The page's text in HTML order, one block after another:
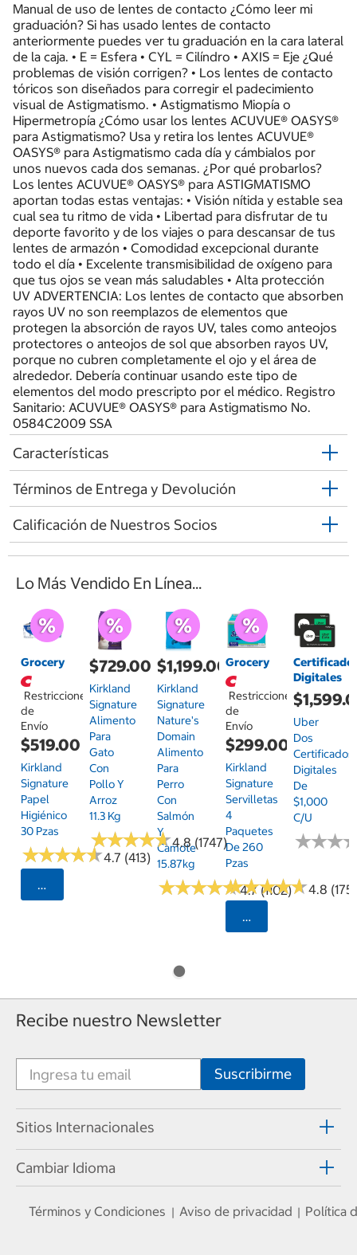
Manual de uso de lentes de contacto ¿Cómo leer mi
graduación? Si has usado lentes de contacto
anteriormente puedes ver tu graduación en la cara lateral
de la caja. • E = Esfera • CYL = Cilíndro • AXIS = Eje ¿Qué
problemas de visión corrigen? • Los lentes de contacto
tóricos son diseñados para corregir el padecimiento
visual de Astigmatismo. • Astigmatismo Miopía o
Hipermetropía ¿Cómo usar los lentes ACUVUE® OASYS®
para Astigmatismo? Usa y retira los lentes ACUVUE®
OASYS® para Astigmatismo cada día y cámbialos por
unos nuevos cada dos semanas. ¿Por qué probarlos?
Los lentes ACUVUE® OASYS® para ASTIGMATISMO
aportan todas estas ventajas: • Visión nítida y estable sea
cual sea tu ritmo de vida • Libertad para disfrutar de tu
deporte favorito y de los viajes o para descansar de tus
lentes de armazón • Comodidad excepcional durante
todo el día • Excelente transmisibilidad de oxígeno para
que tus ojos se vean más saludables • Alta protección
UV ADVERTENCIA: Los lentes de contacto que absorben
rayos UV no son reemplazos de elementos que
protegen la absorción de rayos UV, tales como anteojos
protectores o anteojos de sol que absorben rayos UV,
porque no cubren completamente el ojo y el área de
alrededor. Debería continuar usando este tipo de
elementos del modo prescripto por el médico. Registro
Sanitario: ACUVUE® OASYS® para Astigmatismo No.
0584C2009 SSA
Características
Términos de Entrega y Devolución
Calificación de Nuestros Socios
Lo Más Vendido En Línea...
Grocery
Restricciones
de
Envío
$519.00
Kirkland
Signature
Papel
Higiénico
30 Pzas
★★★★★
★★★★★4.7 (413)
Seleccionar Código Postal
$729.00
Kirkland
Signature
Alimento
Para
Gato
Con
Pollo Y
Arroz
11.3 Kg
★★★★★
★★★★★4.8 (1747)
$1,199.00
Kirkland
Signature
Nature's
Domain
Alimento
Para
Perro
Con
Salmón
Y
Camote
15.87kg
★★★★★
★★★★★4.7 (1102)
Grocery
Restricciones
de
Envío
$299.00
Kirkland
Signature
Servilletas
4
Paquetes
De 260
Pzas
★★★★★
★★★★★4.8 (175)
Seleccionar
Digitales
Uber
Dos
Certificados
Digitales
De
$1,000
C/u
★★★
★★★
Recibe nuestro Newsletter
Sitios Internacionales
Cambiar Idioma
Términos y Condiciones | Aviso de privacidad | Política